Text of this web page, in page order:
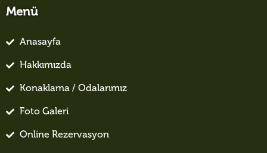
Menü
Anasayfa
Hakkımızda
Konaklama / Odalarımız
Foto Galeri
Online Rezervasyon